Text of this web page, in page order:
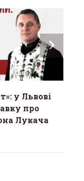
у Львові
про
Лукача